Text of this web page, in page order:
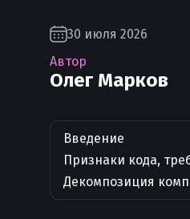
30 июля 2026
Автор
Олег Марков
Введение
Признаки кода,
Декомпозиция